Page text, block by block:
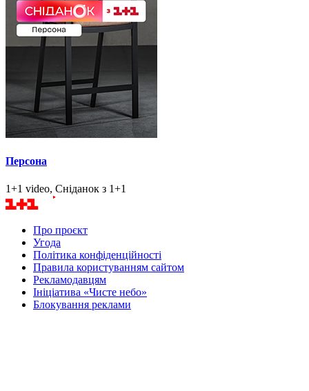
Персона
1+1 video, Сніданок з 1+1
Про проєкт
Угода
Політика конфіденційності
Правила користуванням сайтом
Рекламодавцям
Ініціатива «Чисте небо»
Блокування реклами